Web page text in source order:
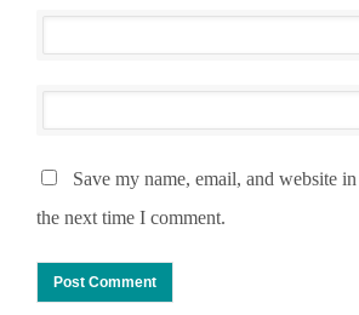
Save my name, email, and website
the next time I comment.